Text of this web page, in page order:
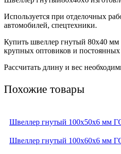
Используется при отделочных
автомобилей, спецтехники.
Купить швеллер гнутый 80х40 мм
крупных оптовиков и
Рассчитать длину и вес
Похожие товары
Швеллер гнутый 100x50x6 мм
Швеллер гнутый 100x60x6 мм